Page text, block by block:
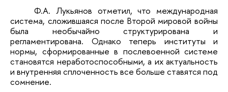
Ф.А. Лукьянов отметил, что международная
система, сложившаяся после Второй мировой войны
была необычайно структурирована и
регламентирована. Однако теперь институты и
нормы, сформированные в послевоенной системе
становятся неработоспособными, а их актуальность
и внутренняя сплоченность все больше ставятся под
сомнение.